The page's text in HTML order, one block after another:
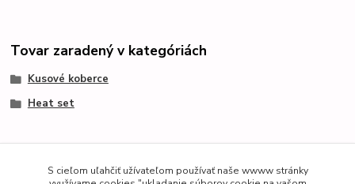
Tovar zaradený v kategóriách
Kusové koberce
Heat set
S cieľom uľahčiť užívateľom používať naše wwww stránky